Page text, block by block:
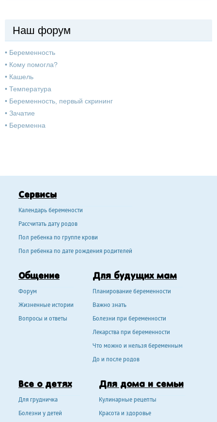
Наш форум
• Беременность
• Кому помогла?
• Кашель
• Температура
• Беременность, первый скрининг
• Зачатие
• Беременна
Сервисы
Календарь беремености
Рассчитать дату родов
Пол ребенка по группе крови
Пол ребенка по дате рождения родителей
Общение
Форум
Жизненные истории
Вопросы и ответы
Для будущих мам
Планирование беременности
Важно знать
Болезни при беременности
Лекарства при беременности
Что можно и нельзя беременным
До и после родов
Все о детях
Для грудничка
Болезни у детей
Для дома и семьи
Кулинарные рецепты
Красота и здоровье